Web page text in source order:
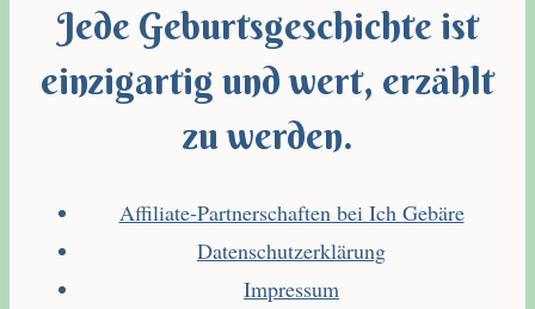
Jede Geburtsgeschichte ist
einzigartig und wert, erzählt
zu werden.
Affiliate-Partnerschaften bei Ich Gebäre
Datenschutzerklärung
Impressum